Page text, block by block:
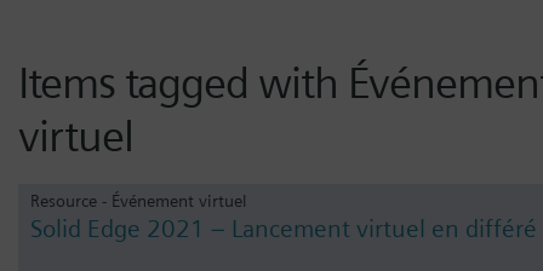
Items tagged with
virtuel
Resource - Événement virtuel
Solid Edge 2021 – Lancement virtuel en différé